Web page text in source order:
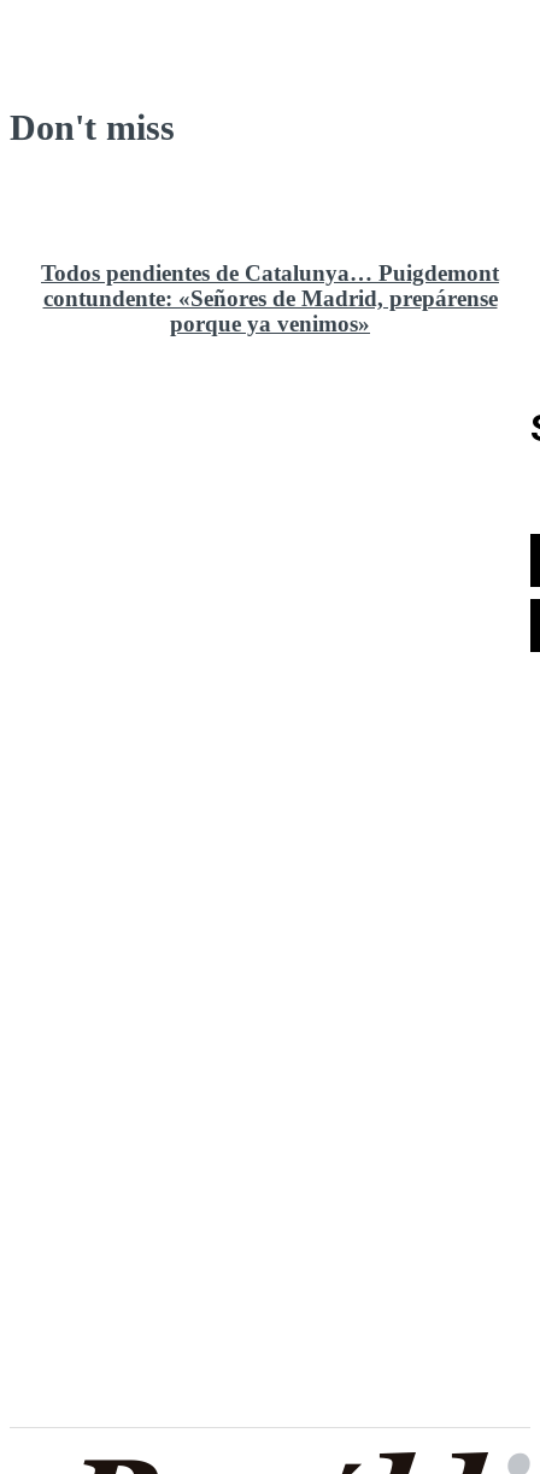
Don't miss
Todos pendientes de Catalunya… Puigdemont
contundente: «Señores de Madrid, prepárense
porque ya venimos»